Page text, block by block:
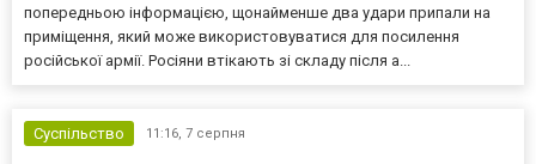
попередньою інформацією, щонайменше два удари припали на
приміщення, який може використовуватися для посилення
російської армії. Росіяни втікають зі складу після а...
Суспільство 11:16, 7 серпня